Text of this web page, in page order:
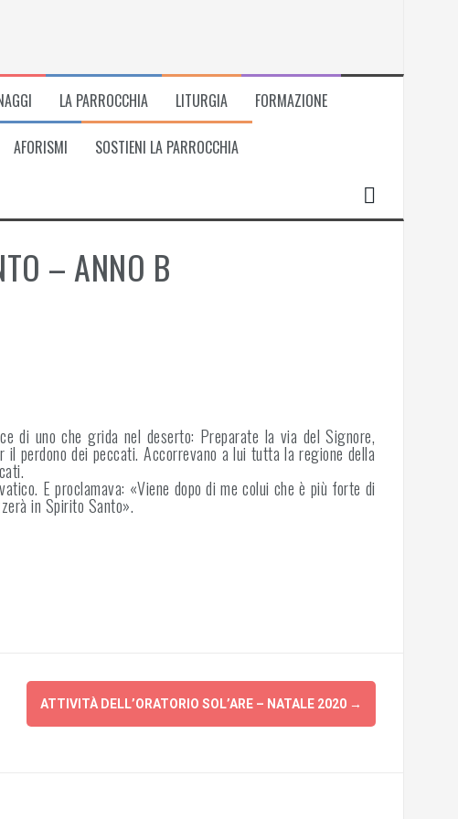
LA PARROCCHIA LITURGIA FORMAZIONE
AFORISMI SOSTIENI LA PARROCCHIA
– ANNO B
di uno che grida nel deserto: Preparate la via del Signore,
perdono dei peccati. Accorrevano a lui tutta la regione della
E proclamava: «Viene dopo di me colui che è più forte di
in Spirito Santo».
ATTIVITÀ DELL’ORATORIO SOL’ARE – NATALE 2020 →